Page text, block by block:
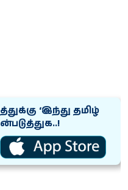
‘இந்து தமிழ்